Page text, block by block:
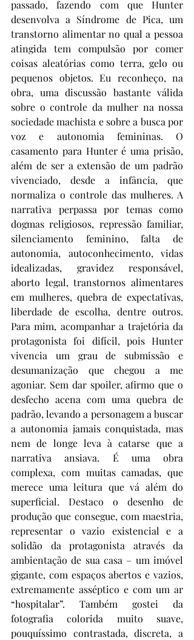
passado, fazendo com que Hunter
desenvolva a Síndrome de Pica, um
transtorno alimentar no qual a pessoa
atingida tem compulsão por comer
coisas aleatórias como terra, gelo ou
pequenos objetos. Eu reconheço, na
obra, uma discussão bastante válida
sobre o controle da mulher na nossa
sociedade machista e sobre a busca por
voz e autonomia femininas. O
casamento para Hunter é uma prisão,
além de ser a extensão de um padrão
vivenciado, desde a infância, que
normaliza o controle das mulheres. A
narrativa perpassa por temas como
dogmas religiosos, repressão familiar,
silenciamento feminino, falta de
autonomia, autoconhecimento, vidas
idealizadas, gravidez responsável,
aborto legal, transtornos alimentares
em mulheres, quebra de expectativas,
liberdade de escolha, dentre outros.
Para mim, acompanhar a trajetória da
protagonista foi difícil, pois Hunter
vivencia um grau de submissão e
desumanização que chegou a me
agoniar. Sem dar spoiler, afirmo que o
desfecho acena com uma quebra de
padrão, levando a personagem a buscar
a autonomia jamais conquistada, mas
nem de longe leva à catarse que a
narrativa ansiava. É uma obra
complexa, com muitas camadas, que
merece uma leitura que vá além do
superficial. Destaco o desenho de
produção que consegue, com maestria,
representar o vazio existencial e a
solidão da protagonista através da
ambientação de sua casa – um imóvel
gigante, com espaços abertos e vazios,
extremamente asséptico e com um ar
“hospitalar”. Também gostei da
fotografia colorida muito suave,
pouquíssimo contrastada, discreta, a